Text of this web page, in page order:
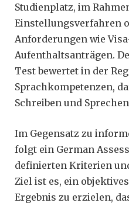
Studienplatz, im
Einstellungsverfahren
Anforderungen wie
Aufenthaltsanträgen.
Test bewertet in der
Sprachkompetenzen,
Schreiben und
Im Gegensatz zu
folgt ein German
definierten Kriterien
Ziel ist es, ein
Ergebnis zu erzielen,